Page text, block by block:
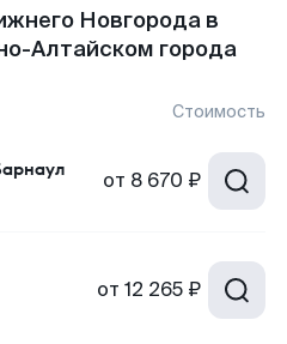
Новгорода в
Алтайском города
Стоимость
от 8 670 ₽
от 12 265 ₽